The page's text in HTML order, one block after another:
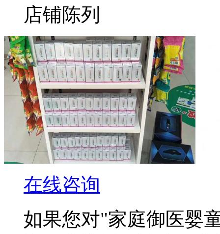
店铺陈列
在线咨询
如果您对"家庭御医婴